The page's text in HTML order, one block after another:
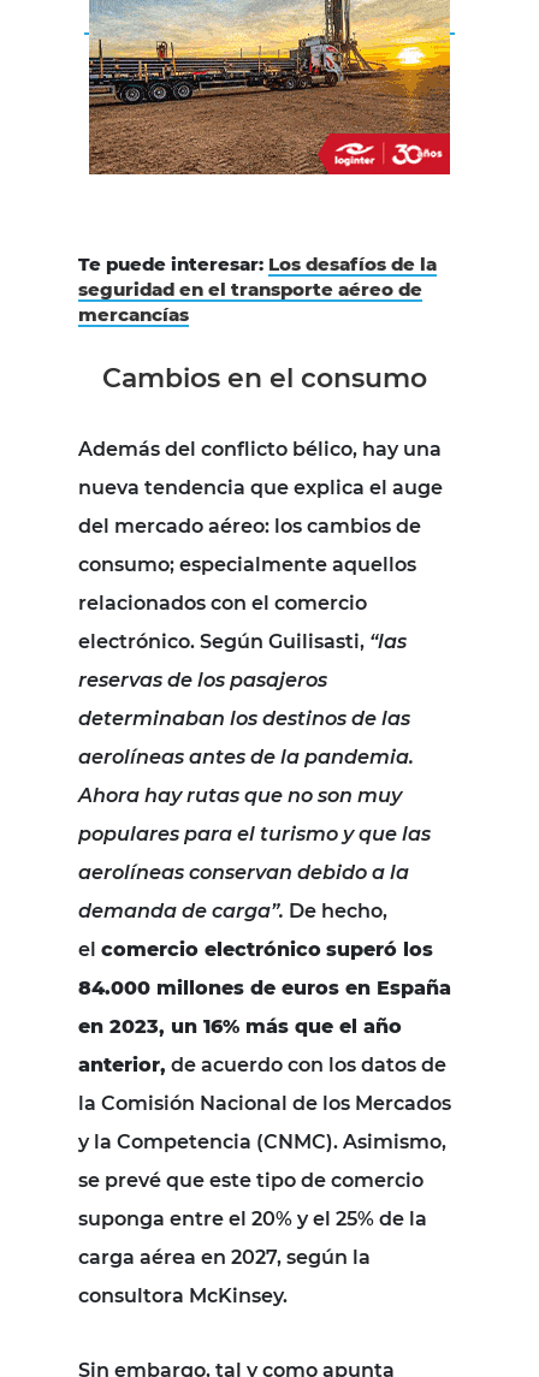
Te puede interesar: Los desafíos de la
seguridad en el transporte aéreo de
mercancías
Cambios en el consumo
Además del conflicto bélico, hay una
nueva tendencia que explica el auge
del mercado aéreo: los cambios de
consumo; especialmente aquellos
relacionados con el comercio
electrónico. Según Guilisasti, “las
reservas de los pasajeros
determinaban los destinos de las
aerolíneas antes de la pandemia.
Ahora hay rutas que no son muy
populares para el turismo y que las
aerolíneas conservan debido a la
demanda de carga”. De hecho,
el comercio electrónico superó los
84.000 millones de euros en España
en 2023, un 16% más que el año
anterior, de acuerdo con los datos de
la Comisión Nacional de los Mercados
y la Competencia (CNMC). Asimismo,
se prevé que este tipo de comercio
suponga entre el 20% y el 25% de la
carga aérea en 2027, según la
consultora McKinsey.
Sin embargo, tal y como apunta